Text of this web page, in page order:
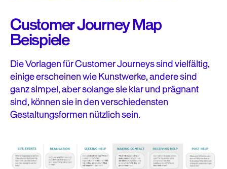
Customer Journey Map
Beispiele
Die Vorlagen für Customer Journeys sind vielfältig,
einige erscheinen wie Kunstwerke, andere sind
ganz simpel, aber solange sie klar und prägnant
sind, können sie in den verschiedensten
Gestaltungsformen nützlich sein.